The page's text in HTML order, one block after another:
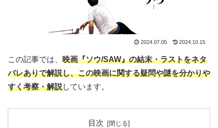
2024.07.05 2024.10.15
この記事では、 映画『ソウ/SAW』の結末・ラストをネタ
バレありで解説し、この映画に関する疑問や謎を分かりや
すく考察・解説しています。
目次